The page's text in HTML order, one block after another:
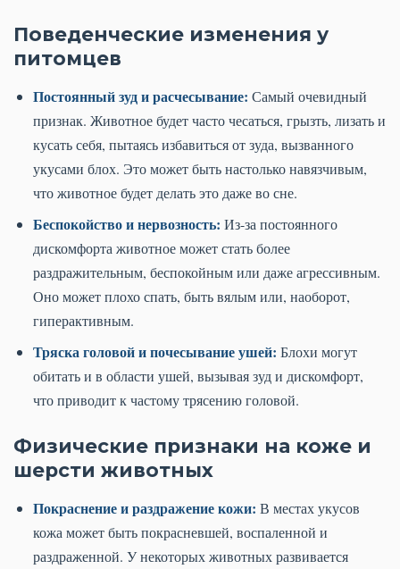
Поведенческие изменения у
питомцев
Постоянный зуд и расчесывание: Самый очевидный
признак. Животное будет часто чесаться, грызть, лизать и
кусать себя, пытаясь избавиться от зуда, вызванного
укусами блох. Это может быть настолько навязчивым,
что животное будет делать это даже во сне.
Беспокойство и нервозность: Из-за постоянного
дискомфорта животное может стать более
раздражительным, беспокойным или даже агрессивным.
Оно может плохо спать, быть вялым или, наоборот,
гиперактивным.
Тряска головой и почесывание ушей: Блохи могут
обитать и в области ушей, вызывая зуд и дискомфорт,
что приводит к частому трясению головой.
Физические признаки на коже и
шерсти животных
Покраснение и раздражение кожи: В местах укусов
кожа может быть покрасневшей, воспаленной и
раздраженной. У некоторых животных развивается